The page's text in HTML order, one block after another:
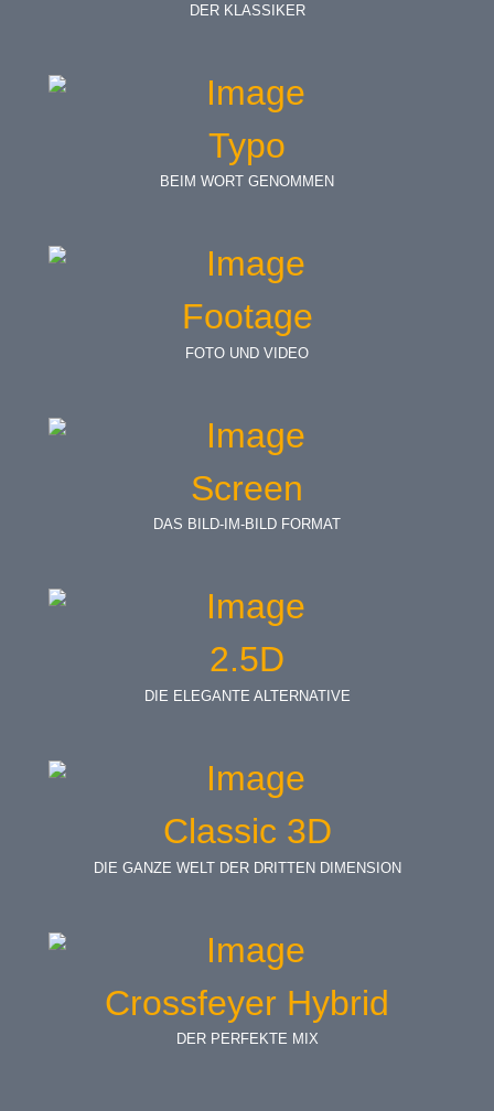
DER KLASSIKER
Typo
BEIM WORT GENOMMEN
Footage
FOTO UND VIDEO
Screen
DAS BILD-IM-BILD FORMAT
2.5D
DIE ELEGANTE ALTERNATIVE
Classic 3D
DIE GANZE WELT DER DRITTEN DIMENSION
Crossfeyer Hybrid
DER PERFEKTE MIX